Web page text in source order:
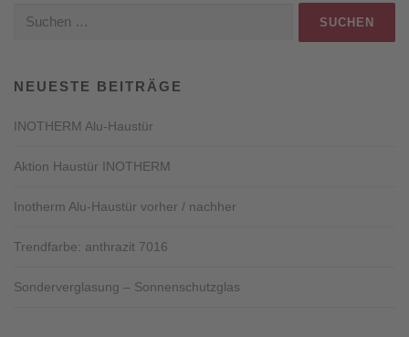
nach:
NEUESTE BEITRÄGE
INOTHERM Alu-Haustür
Aktion Haustür INOTHERM
Inotherm Alu-Haustür vorher / nachher
Trendfarbe: anthrazit 7016
Sonderverglasung – Sonnenschutzglas